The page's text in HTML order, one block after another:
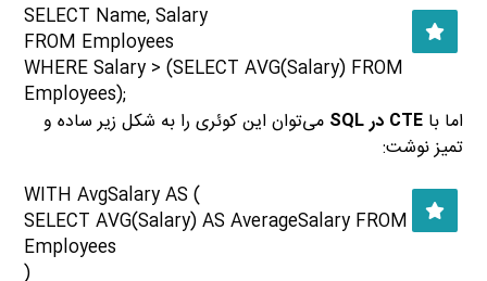
SELECT Name, Salary
FROM Employees
WHERE Salary > (SELECT AVG(Salary) FROM
Employees);
اما باCTE در SQL
می‌توان این کوئری را به شکل زیر ساده و
تمیز نوشت:
WITH AvgSalary AS (
SELECT AVG(Salary) AS AverageSalary FROM
Employees
)